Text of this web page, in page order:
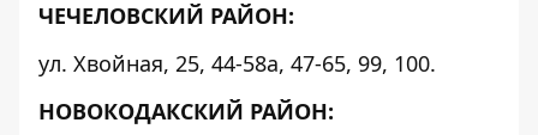
ЧЕЧЕЛОВСКИЙ РАЙОН:
ул. Хвойная, 25, 44-58а, 47-65, 99, 100.
НОВОКОДАКСКИЙ РАЙОН: